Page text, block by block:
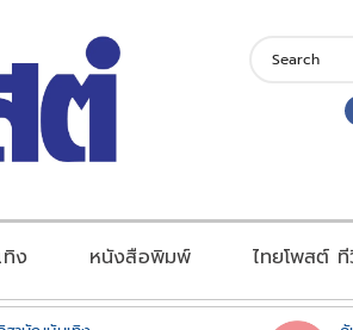
ทิง หนังสือพิมพ์ ไทยโพสต์